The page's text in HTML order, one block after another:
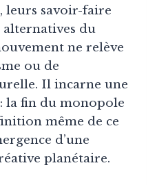
leurs savoir-faire
alternatives du
ne relève
ou de
Il incarne une
la fin du monopole
même de ce
d’une
planétaire.